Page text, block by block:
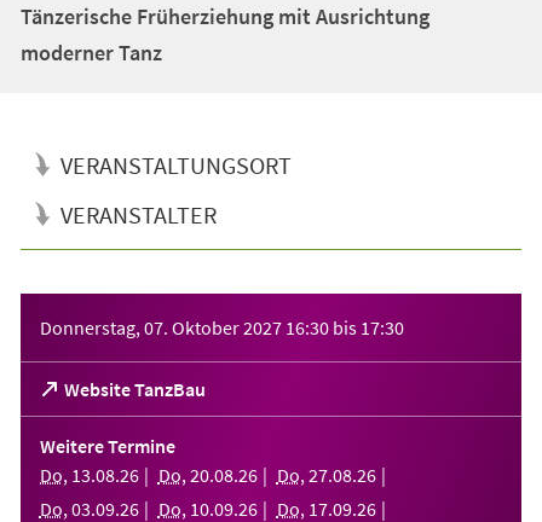
Tänzerische Früherziehung mit Ausrichtung
moderner Tanz
VERANSTALTUNGSORT
VERANSTALTER
Donnerstag, 07. Oktober 2027 16:30 bis 17:30
Website TanzBau
(Öffnet
in
einem
neuen
Tab)
Weitere Termine
Do, 13.08.26 Do, 20.08.26 Do, 27.08.26
Do, 03.09.26 Do, 10.09.26 Do, 17.09.26